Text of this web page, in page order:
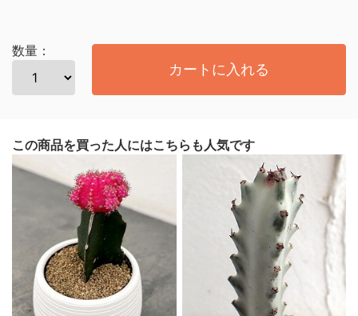
数量：
カートに入れる
この商品を買った人にはこちらも人気です